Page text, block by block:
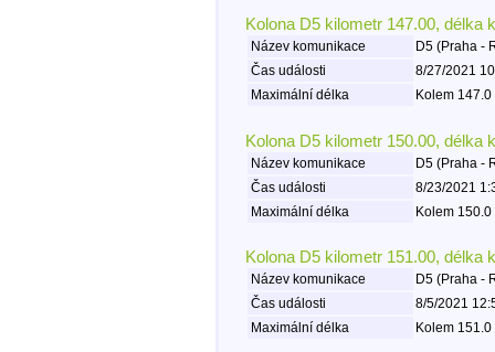
Kolona D5 kilometr 147.00, délka
Název komunikace
D5 (Praha -
Čas události
8/27/2021
Maximální délka
Kolem
Kolona D5 kilometr 150.00, délka
Název komunikace
D5 (Praha -
Čas události
8/23/2021
Maximální délka
Kolem
Kolona D5 kilometr 151.00, délka
Název komunikace
D5 (Praha -
Čas události
8/5/2021
Maximální délka
Kolem